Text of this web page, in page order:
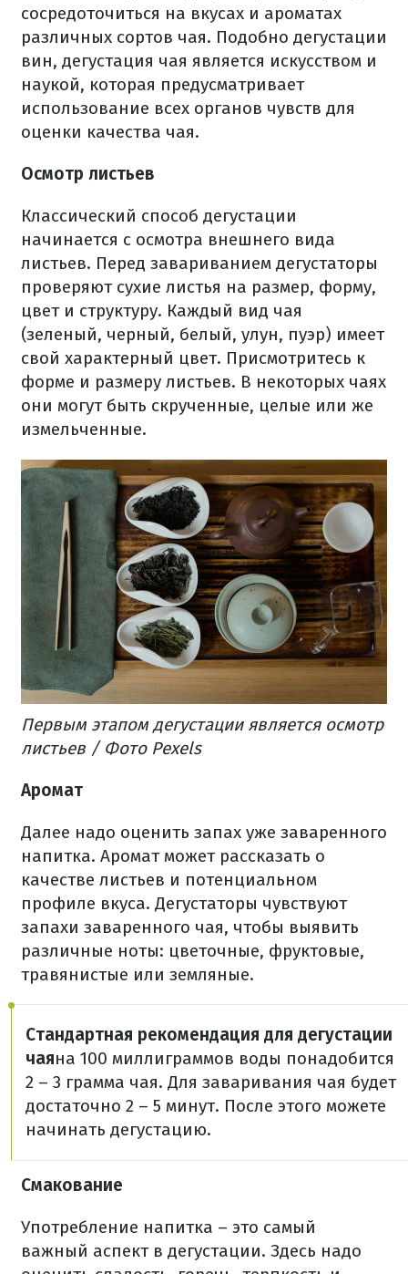
сосредоточиться на вкусах и ароматах
различных сортов чая. Подобно дегустации
вин, дегустация чая является искусством и
наукой, которая предусматривает
использование всех органов чувств для
оценки качества чая.
Осмотр листьев
Классический способ дегустации
начинается с осмотра внешнего вида
листьев. Перед завариванием дегустаторы
проверяют сухие листья на размер, форму,
цвет и структуру. Каждый вид чая
(зеленый, черный, белый, улун, пуэр) имеет
свой характерный цвет. Присмотритесь к
форме и размеру листьев. В некоторых чаях
они могут быть скрученные, целые или же
измельченные.
Первым этапом дегустации является осмотр
листьев / Фото Pexels
Аромат
Далее надо оценить запах уже заваренного
напитка. Аромат может рассказать о
качестве листьев и потенциальном
профиле вкуса. Дегустаторы чувствуют
запахи заваренного чая, чтобы выявить
различные ноты: цветочные, фруктовые,
травянистые или земляные.
Стандартная рекомендация для дегустации
чаяна 100 миллиграммов воды понадобится
2 – 3 грамма чая. Для заваривания чая будет
достаточно 2 – 5 минут. После этого можете
начинать дегустацию.
Смакование
Употребление напитка – это самый
важный аспект в дегустации. Здесь надо